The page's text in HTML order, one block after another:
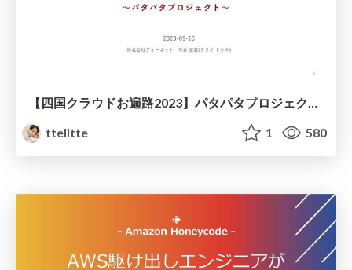
【四国クラウドお遍路2023】パタパタプロジェクト-AWSを活用して手軽に画像分析を実装した_20230916
ttelltte
1 580